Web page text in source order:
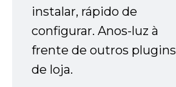
instalar, rápido de
configurar. Anos-luz à
frente de outros plugins
de loja.